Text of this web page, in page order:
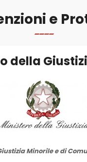
e
della
Minorile e di